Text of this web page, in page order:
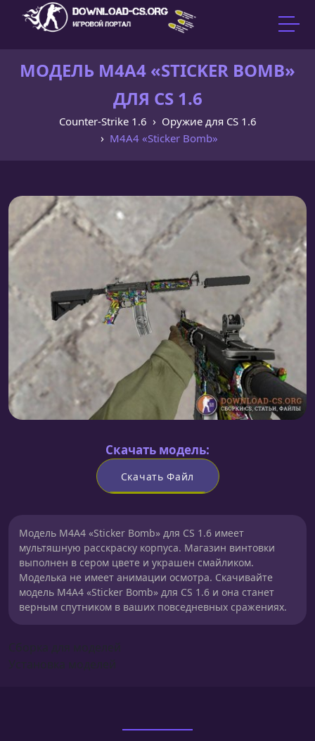
МОДЕЛЬ M4A4 «STICKER BOMB»
ДЛЯ CS 1.6
Counter-Strike 1.6
Оружие для CS 1.6
M4A4 «Sticker Bomb»
Скачать модель:
Скачать Файл
Модель M4A4 «Sticker Bomb» для CS 1.6 имеет
мультяшную расскраску корпуса. Магазин винтовки
выполнен в сером цвете и украшен смайликом.
Моделька не имеет анимации осмотра. Скачивайте
модель M4A4 «Sticker Bomb» для CS 1.6 и она станет
верным спутником в ваших повседневных сражениях.